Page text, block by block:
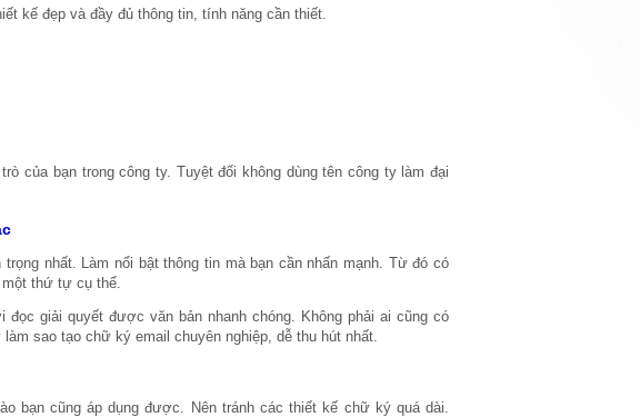
kế đẹp và đầy đủ thông tin, tính năng cần thiết.
của bạn trong công ty. Tuyệt đối không dùng tên công ty làm đại
nhất. Làm nổi bật thông tin mà bạn cần nhấn mạnh. Từ đó có
thứ tự cụ thể.
giải quyết được văn bản nhanh chóng. Không phải ai cũng có
sao tạo chữ ký email chuyên nghiệp, dễ thu hút nhất.
bạn cũng áp dụng được. Nên tránh các thiết kế chữ ký quá dài.